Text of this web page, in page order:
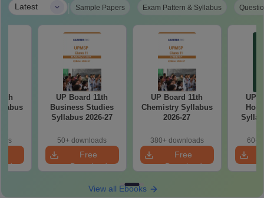
Latest | Sample Papers Exam Pattern & Syllabus
UP Board 11th
Business Studies
Syllabus 2026-27
50+ downloads
Free
Download
UP Board 11th
Chemistry Syllabus
380+ downloads
Free
Download
UP Board 11th
Home Science
Syllabus 2026-27
60+ downloads
Free
Download
View all Ebooks